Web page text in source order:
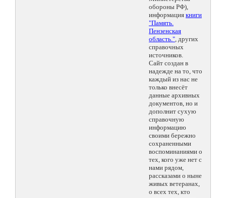
обороны РФ),
информация книги
"Память.
Пензенская
область.", других
справочных
источников.
Сайт создан в
надежде на то, что
каждый из нас не
только внесёт
данные архивных
документов, но и
дополнит сухую
справочную
информацию
своими бережно
сохраненными
воспоминаниями о
тех, кого уже нет с
нами рядом,
рассказами о ныне
живых ветеранах,
о всех тех, кто